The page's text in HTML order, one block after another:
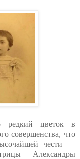
редкий цветок в
совершенства, что
чести —
Александры